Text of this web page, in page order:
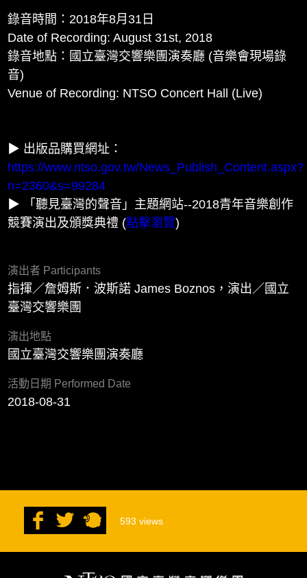
錄音時間：2018年8月31日
Date of Recording: August 31st, 2018
錄音地點：國立臺灣交響樂團演奏廳 (音樂會現場錄
音)
Venue of Recording: NTSO Concert Hall (Live)
▶ 出版品購買網址：
https://www.ntso.gov.tw/News_Publish_Content.aspx?
n=2360&s=99284
▶ 「聽見臺灣的聲音」主題網站--2018青年音樂創作
競賽演出及頒獎典禮 (點擊瀏覽)
演出者 Participants
指揮／詹姆斯．波斯諾 James Boznos，演出／國立
臺灣交響樂團
演出地點
國立臺灣交響樂團演奏廳
活動日期 Performed Date
2018-08-31
593 views